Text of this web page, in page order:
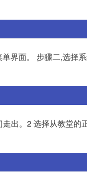
界面。 步骤二,选择
出。2 选择从教堂